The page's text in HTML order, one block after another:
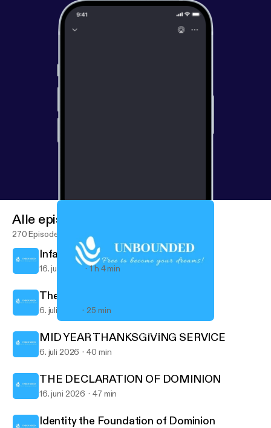
UNBOUNDED - POTTERSVILLE CHURCH
Alle episoder
270 Episoder
Infallible Proofs 2
16. juli 2026 1 h 4 min
The Infallible Proofs
6. juli 2026 25 min
MID YEAR THANKSGIVING SERVICE
6. juli 2026 40 min
THE DECLARATION OF DOMINION
16. juni 2026 47 min
Identity the Foundation of Dominion